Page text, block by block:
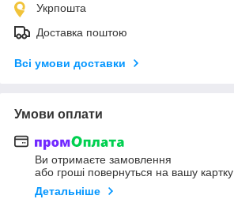
Укрпошта
Доставка поштою
Всі умови доставки
Умови оплати
Ви отримаєте замовлення
або гроші повернуться на вашу картку
Детальніше